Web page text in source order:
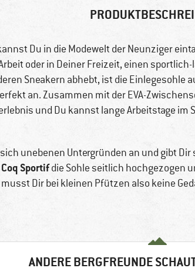
Du in die Modewelt der Neunziger
oder in Deiner Freizeit, einen
Sneakern abhebt, ist die Einlegesohle
an. Zusammen mit der EVA-
und Du kannst lange Arbeitstage im
unebenen Untergründen an und gibt Dir
Sportifdie Sohle seitlich hochgezogen
Dir bei kleinen Pfützen also keine
ANDERE BERGFREUNDE